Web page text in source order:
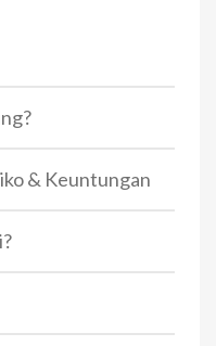
& Keuntungan